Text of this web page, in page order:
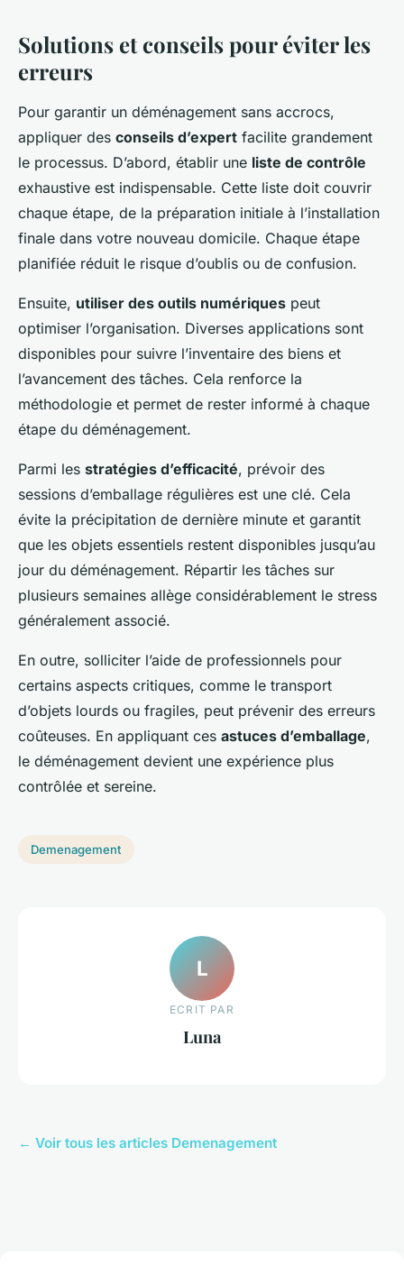
Solutions et conseils pour éviter les
erreurs
Pour garantir un déménagement sans accrocs,
appliquer des conseils d’expert facilite grandement
le processus. D’abord, établir une liste de contrôle
exhaustive est indispensable. Cette liste doit couvrir
chaque étape, de la préparation initiale à l’installation
finale dans votre nouveau domicile. Chaque étape
planifiée réduit le risque d’oublis ou de confusion.
Ensuite, utiliser des outils numériques peut
optimiser l’organisation. Diverses applications sont
disponibles pour suivre l’inventaire des biens et
l’avancement des tâches. Cela renforce la
méthodologie et permet de rester informé à chaque
étape du déménagement.
Parmi les stratégies d’efficacité, prévoir des
sessions d’emballage régulières est une clé. Cela
évite la précipitation de dernière minute et garantit
que les objets essentiels restent disponibles jusqu’au
jour du déménagement. Répartir les tâches sur
plusieurs semaines allège considérablement le stress
généralement associé.
En outre, solliciter l’aide de professionnels pour
certains aspects critiques, comme le transport
d’objets lourds ou fragiles, peut prévenir des erreurs
coûteuses. En appliquant ces astuces d’emballage,
le déménagement devient une expérience plus
contrôlée et sereine.
Demenagement
L
ECRIT PAR
Luna
← Voir tous les articles Demenagement